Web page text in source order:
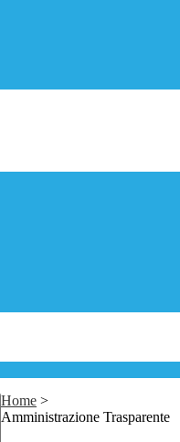
Home >
Amministrazione Trasparente